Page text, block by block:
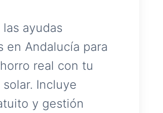
ayudas
en Andalucía para
real con tu
Incluye
y gestión